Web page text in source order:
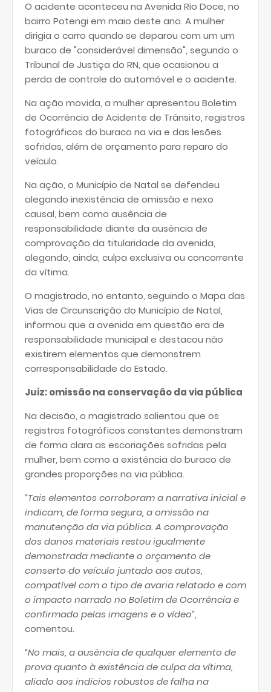
O acidente aconteceu na Avenida Rio Doce, no
bairro Potengi em maio deste ano. A mulher
dirigia o carro quando se deparou com um um
buraco de "considerável dimensão", segundo o
Tribunal de Justiça do RN, que ocasionou a
perda de controle do automóvel e o acidente.
Na ação movida, a mulher apresentou Boletim
de Ocorrência de Acidente de Trânsito, registros
fotográficos do buraco na via e das lesões
sofridas, além de orçamento para reparo do
veículo.
Na ação, o Município de Natal se defendeu
alegando inexistência de omissão e nexo
causal, bem como ausência de
responsabilidade diante da ausência de
comprovação da titularidade da avenida,
alegando, ainda, culpa exclusiva ou concorrente
da vítima.
O magistrado, no entanto, seguindo o Mapa das
Vias de Circunscrição do Município de Natal,
informou que a avenida em questão era de
responsabilidade municipal e destacou não
existirem elementos que demonstrem
corresponsabilidade do Estado.
Juiz: omissão na conservação da via pública
Na decisão, o magistrado salientou que os
registros fotográficos constantes demonstram
de forma clara as escoriações sofridas pela
mulher, bem como a existência do buraco de
grandes proporções na via pública.
“Tais elementos corroboram a narrativa inicial e
indicam, de forma segura, a omissão na
manutenção da via pública. A comprovação
dos danos materiais restou igualmente
demonstrada mediante o orçamento de
conserto do veículo juntado aos autos,
compatível com o tipo de avaria relatado e com
o impacto narrado no Boletim de Ocorrência e
confirmado pelas imagens e o vídeo”,
comentou.
“No mais, a ausência de qualquer elemento de
prova quanto à existência de culpa da vítima,
aliado aos indícios robustos de falha na